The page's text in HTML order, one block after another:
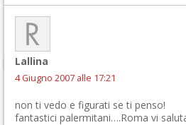
Lallina
4 Giugno 2007 alle 17:21
non ti vedo e figurati se ti penso!
fantastici palermitani….Roma vi